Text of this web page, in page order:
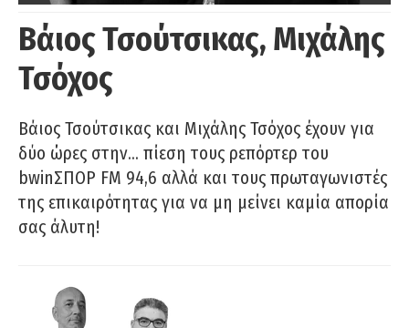
Βάιος Τσούτσικας, Μιχάλης
Τσόχος
Βάιος Τσούτσικας και Μιχάλης Τσόχος έχουν για
δύο ώρες στην… πίεση τους ρεπόρτερ του
bwinΣΠΟΡ FM 94,6 αλλά και τους πρωταγωνιστές
της επικαιρότητας για να μη μείνει καμία απορία
σας άλυτη!